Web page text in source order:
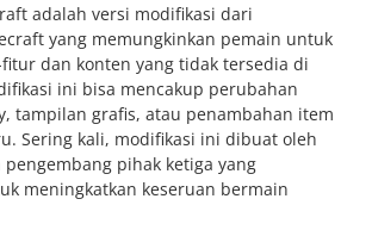
adalah versi modifikasi dari
yang memungkinkan pemain untuk
dan konten yang tidak tersedia di
ini bisa mencakup perubahan
tampilan grafis, atau penambahan item
Sering kali, modifikasi ini dibuat oleh
pihak ketiga yang
meningkatkan keseruan bermain